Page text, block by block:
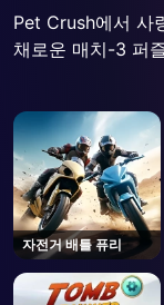
Pet Crush에서 사
채로운 매치-3 퍼
자전거 배틀 퓨리